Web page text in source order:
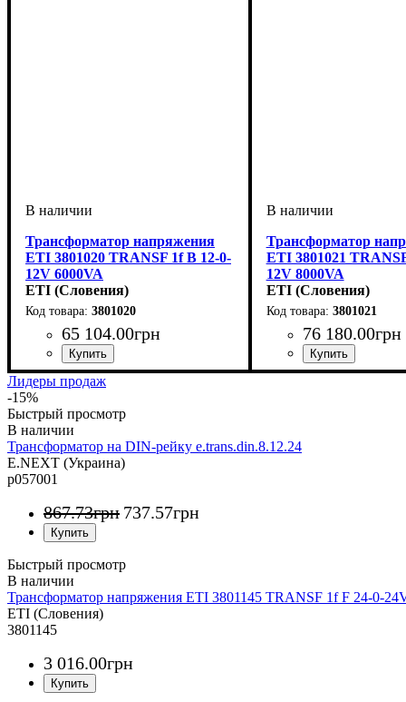
Трансформатор напряжения
ETI 3801020 TRANSF 1f B 12-0-
12V 6000VA
ETI (Словения)
3801020
65 104.00грн
Трансформатор
ETI 3801021
12V 8000VA
ETI (Словения)
3801021
76 180.00грн
Лидеры продаж
-15%
Быстрый просмотр
Трансформатор на DIN-рейку e.trans.din.8.12.24
E.NEXT (Украина)
p057001
867.73грн 737.57грн
Быстрый просмотр
Трансформатор напряжения ETI 3801145 TRANSF 1f F 24-0-
ETI (Словения)
3801145
3 016.00грн